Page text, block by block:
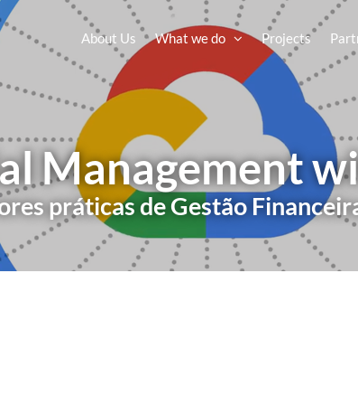
About Us What we do Projects
Management
práticas de Gestão